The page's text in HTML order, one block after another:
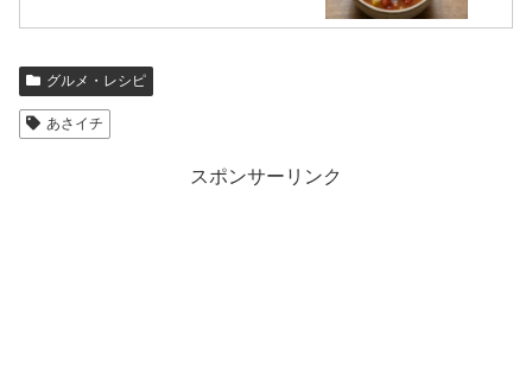
グルメ・レシピ
あさイチ
スポンサーリンク